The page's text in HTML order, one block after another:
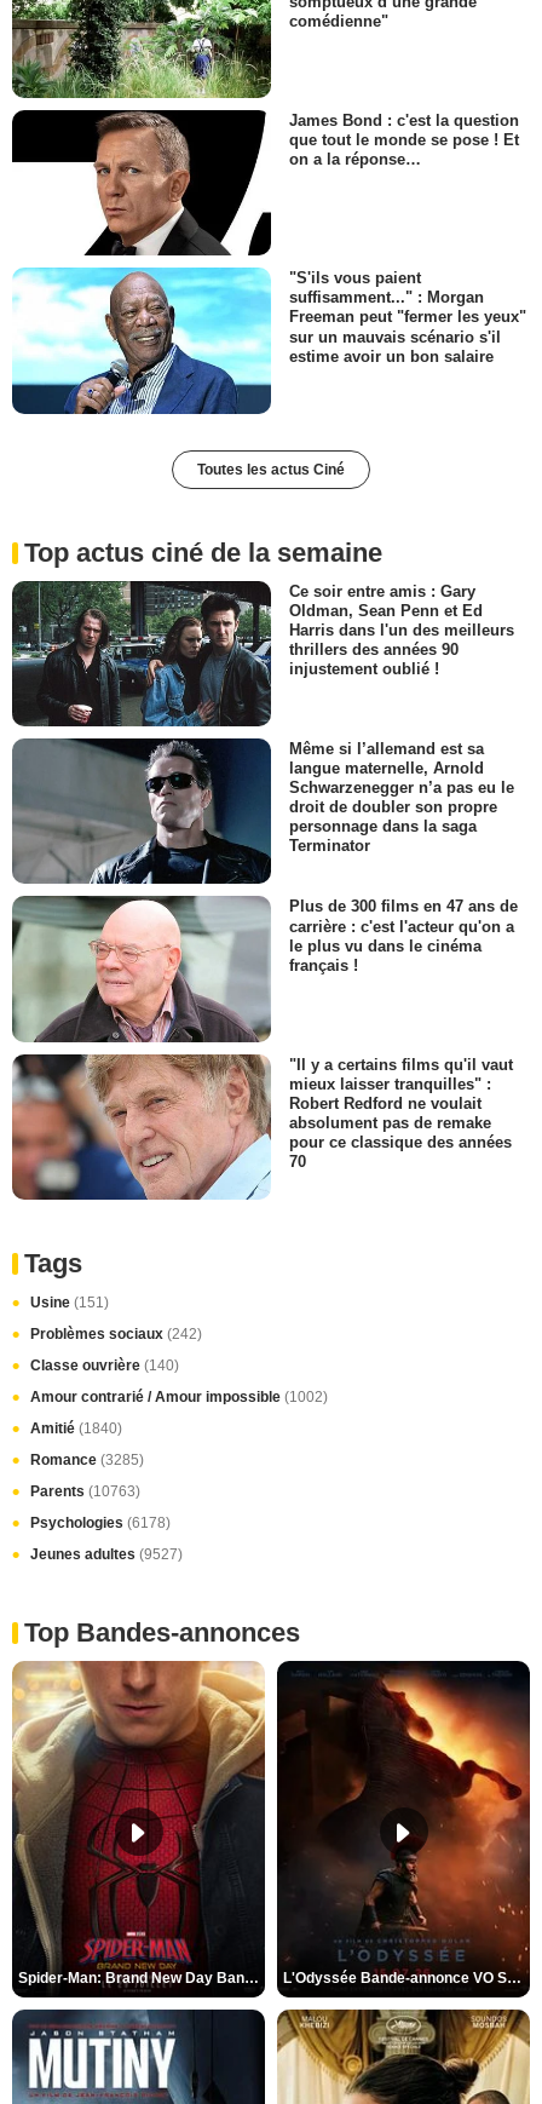
comédienne"
James Bond : c'est la question
que tout le monde se pose ! Et
on a la réponse…
"S'ils vous paient
suffisamment..." : Morgan
Freeman peut "fermer les yeux"
sur un mauvais scénario s'il
estime avoir un bon salaire
Toutes les actus Ciné
Top actus ciné de la semaine
Ce soir entre amis : Gary
Oldman, Sean Penn et Ed
Harris dans l'un des meilleurs
thrillers des années 90
injustement oublié !
Même si l’allemand est sa
langue maternelle, Arnold
Schwarzenegger n’a pas eu le
droit de doubler son propre
personnage dans la saga
Terminator
Plus de 300 films en 47 ans de
carrière : c'est l'acteur qu'on a
le plus vu dans le cinéma
français !
"Il y a certains films qu'il vaut
mieux laisser tranquilles" :
Robert Redford ne voulait
absolument pas de remake
pour ce classique des années
70
Tags
Usine (151)
Problèmes sociaux (242)
Classe ouvrière (140)
Amour contrarié / Amour impossible (1002)
Amitié (1840)
Romance (3285)
Parents (10763)
Psychologies (6178)
Jeunes adultes (9527)
Top Bandes-annonces
Spider-Man: Brand New Day Bande-annonce VO STFR L'Odyssée Bande-annonce VO STFR